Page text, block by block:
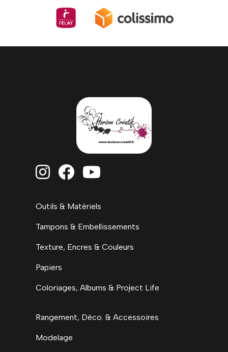
  
Outils & Matériels
Tampons & Embellissements
Texture, Encres & Couleurs
Papiers
Coloriages, Albums & Project Life
Rangement, Déco. & Accessoires
Modelage